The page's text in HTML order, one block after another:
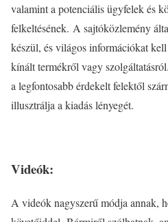
valamint a potenciális ügyfelek és
felkeltésének. A sajtóközlemény
készül, és világos információkat
kínált termékről vagy
a legfontosabb érdekelt felektől
illusztrálja a kiadás lényegét.
Videók:
A videók nagyszerű módja annak,